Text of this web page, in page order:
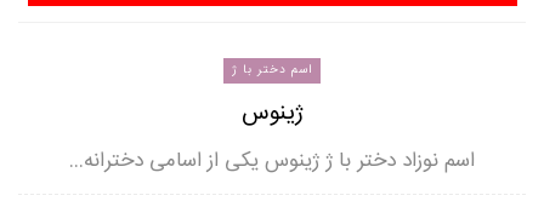
اسم دختر با ژ
ژینوس
اسم نوزاد دختر با ژ ژینوس یکی از اسامی دخترانه…